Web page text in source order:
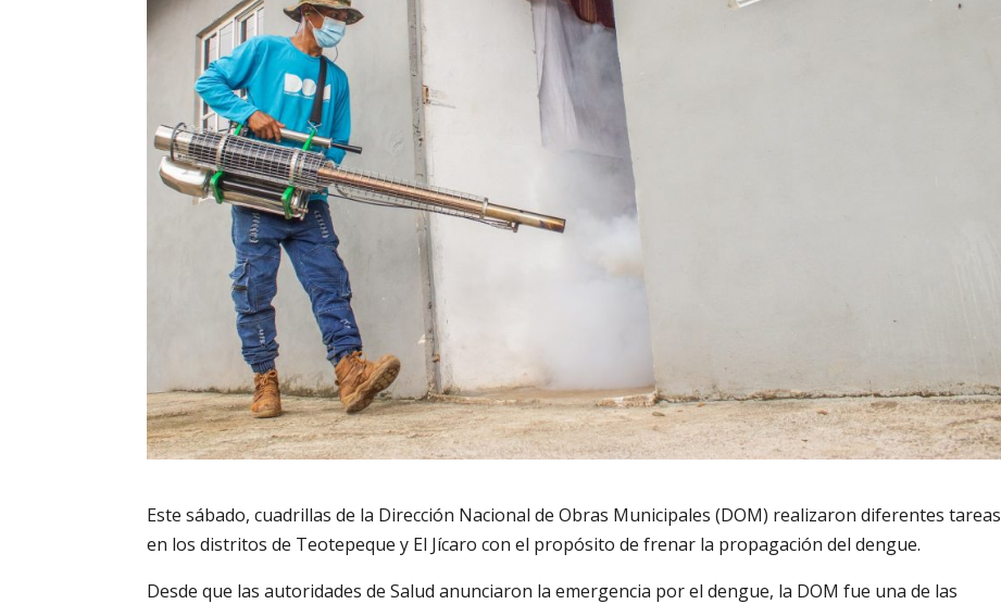
Este sábado, cuadrillas de la Dirección Nacional de Obras Municipales (DOM) realizaron diferentes tareas
en los distritos de Teotepeque y El Jícaro con el propósito de frenar la propagación del dengue.
Desde que las autoridades de Salud anunciaron la emergencia por el dengue, la DOM fue una de las